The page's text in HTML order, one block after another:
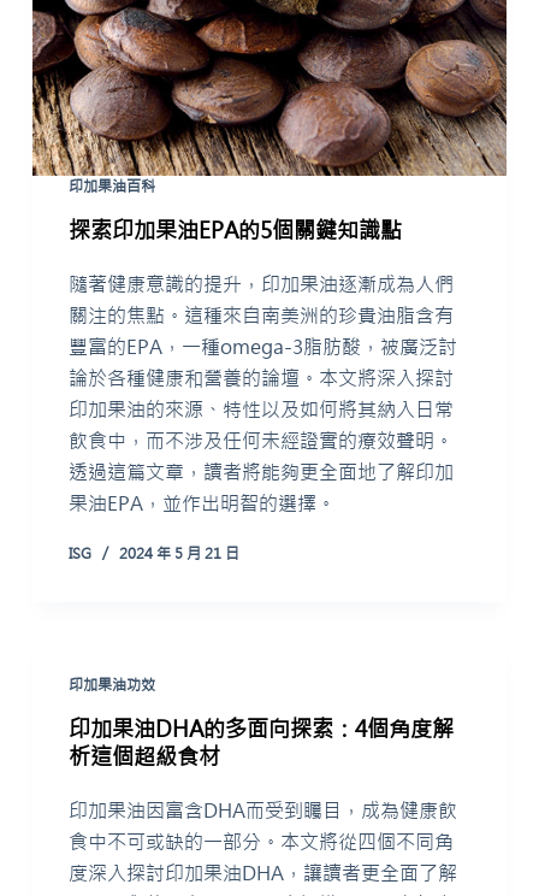
印加果油百科
探索印加果油EPA的5個關鍵知識點
隨著健康意識的提升，印加果油逐漸成為人們
關注的焦點。這種來自南美洲的珍貴油脂含有
豐富的EPA，一種omega-3脂肪酸，被廣泛討
論於各種健康和營養的論壇。本文將深入探討
印加果油的來源、特性以及如何將其納入日常
飲食中，而不涉及任何未經證實的療效聲明。
透過這篇文章，讀者將能夠更全面地了解印加
果油EPA，並作出明智的選擇。
ISG 2024 年 5 月 21 日
印加果油功效
印加果油DHA的多面向探索：4個角度解
析這個超級食材
印加果油因富含DHA而受到矚目，成為健康飲
食中不可或缺的一部分。本文將從四個不同角
度深入探討印加果油DHA，讓讀者更全面了解